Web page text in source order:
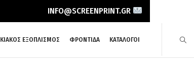
INFO@SCREENPRINT.GR
ΕΞΟΠΛΙΣΜΟΣ ΦΡΟΝΤΙΔΑ ΚΑΤΑΛΟΓΟΙ